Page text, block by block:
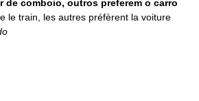
de comboio, outros preferem o carro
le train, les autres préfèrent la voiture